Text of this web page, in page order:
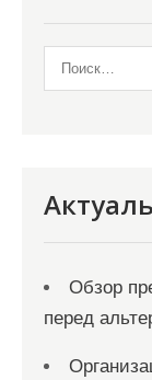
м
Обзор
перед